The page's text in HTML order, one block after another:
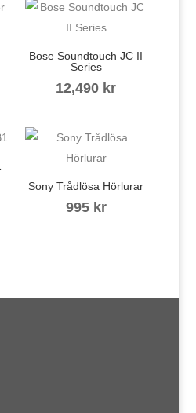
Bose Soundtouch JC II
Series
12,490 kr
Sony Trådlösa Hörlurar
995 kr